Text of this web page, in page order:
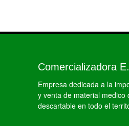
Comercializadora
Empresa dedicada a la
y venta de material medico
descartable en todo el